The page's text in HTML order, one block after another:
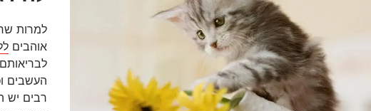
למרות
אוהבים
העשבים
רבים יש